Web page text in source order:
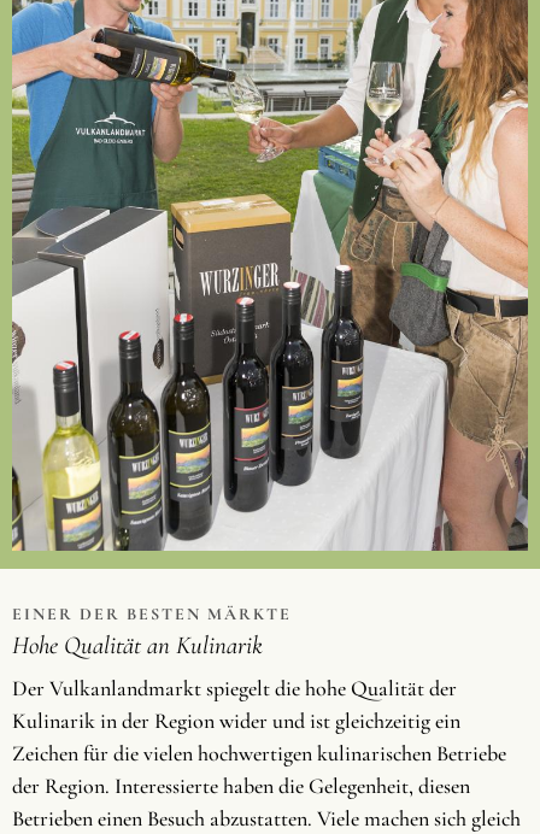
EINER DER BESTEN MÄRKTE
Hohe Qualität an Kulinarik
Der Vulkanlandmarkt spiegelt die hohe Qualität der
Kulinarik in der Region wider und ist gleichzeitig ein
Zeichen für die vielen hochwertigen kulinarischen Betriebe
der Region. Interessierte haben die Gelegenheit, diesen
Betrieben einen Besuch abzustatten. Viele machen sich gleich